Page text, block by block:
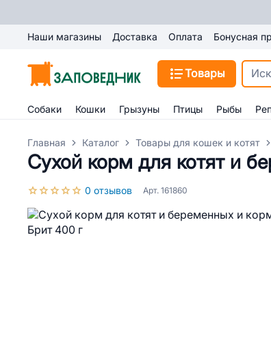
Наши магазины Доставка Оплата Бонусная
Товары
Собаки Кошки Грызуны Птицы Рыбы
Главная Каталог Товары для кошек и котят
Сухой корм для котят и
0 отзывов Арт. 161860